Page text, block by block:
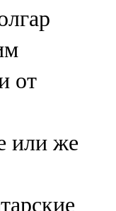
от
или же